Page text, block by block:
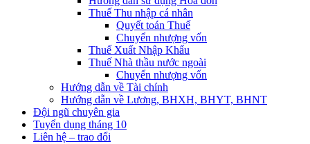
Thuế Thu nhập cá nhân
Quyết toán Thuế
Chuyển nhượng vốn
Thuế Xuất Nhập Khẩu
Thuế Nhà thầu nước ngoài
Chuyển nhượng vốn
Hướng dẫn về Tài chính
Hướng dẫn về Lương, BHXH, BHYT, BHNT
Đội ngũ chuyên gia
Tuyển dụng tháng 10
Liên hệ – trao đổi